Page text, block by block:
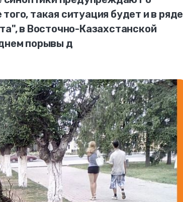
такая ситуация будет и в ряде
в Восточно-Казахстанской
порывы д